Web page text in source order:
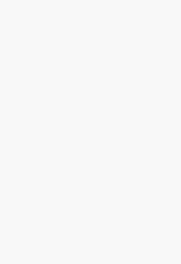
und Informationen zu